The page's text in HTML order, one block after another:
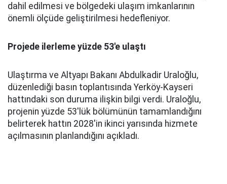
dahil edilmesi ve bölgedeki ulaşım imkanlarının
önemli ölçüde geliştirilmesi hedefleniyor.
Projede ilerleme yüzde 53'e ulaştı
Ulaştırma ve Altyapı Bakanı Abdulkadir Uraloğlu,
düzenlediği basın toplantısında Yerköy-Kayseri
hattındaki son duruma ilişkin bilgi verdi. Uraloğlu,
projenin yüzde 53'lük bölümünün tamamlandığını
belirterek hattın 2028'in ikinci yarısında hizmete
açılmasının planlandığını açıkladı.